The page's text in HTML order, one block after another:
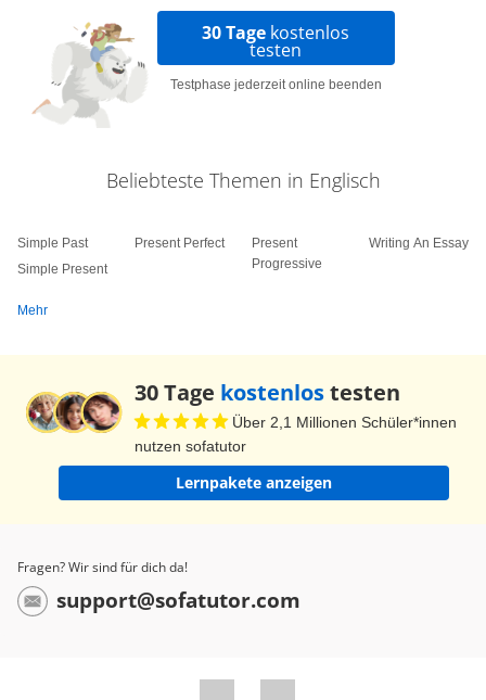
30 Tage kostenlos
testen
Testphase jederzeit online beenden
Beliebteste Themen in Englisch
Simple Past
Simple Present
Present Perfect
Present
Progressive
Writing An Essay
Mehr
30 Tage kostenlostesten
Über 2,1 Millionen Schüler*innen
nutzen sofatutor
Lernpakete anzeigen
Fragen? Wir sind für dich da!
support@sofatutor.com